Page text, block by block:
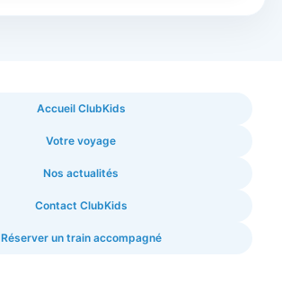
Accueil ClubKids
Votre voyage
Nos actualités
Contact ClubKids
Réserver un train accompagné